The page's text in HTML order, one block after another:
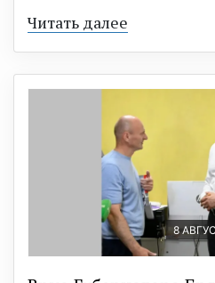
Читать далее
8